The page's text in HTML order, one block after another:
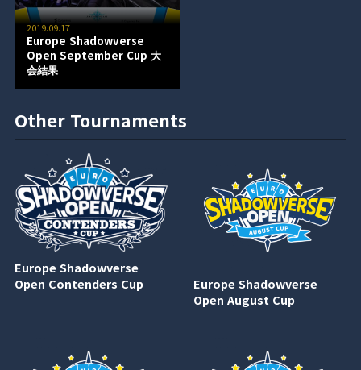
2019.09.17
Europe Shadowverse
Open September Cup 大
会結果
Other Tournaments
Europe Shadowverse
Open Contenders Cup
Europe Shadowverse
Open August Cup